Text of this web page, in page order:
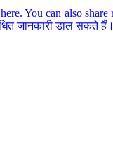
You can also
जानकारी डाल सकते